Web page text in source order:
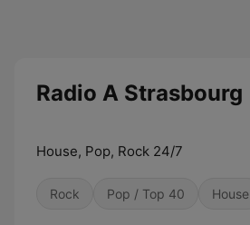
Radio A Strasbourg
House, Pop, Rock 24/7
Rock Pop / Top 40 House